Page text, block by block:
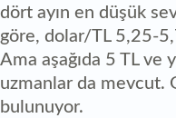
dört ayın en düşük
göre, dolar/TL 5,25-
Ama aşağıda 5 TL ve
uzmanlar da mevcut.
bulunuyor.